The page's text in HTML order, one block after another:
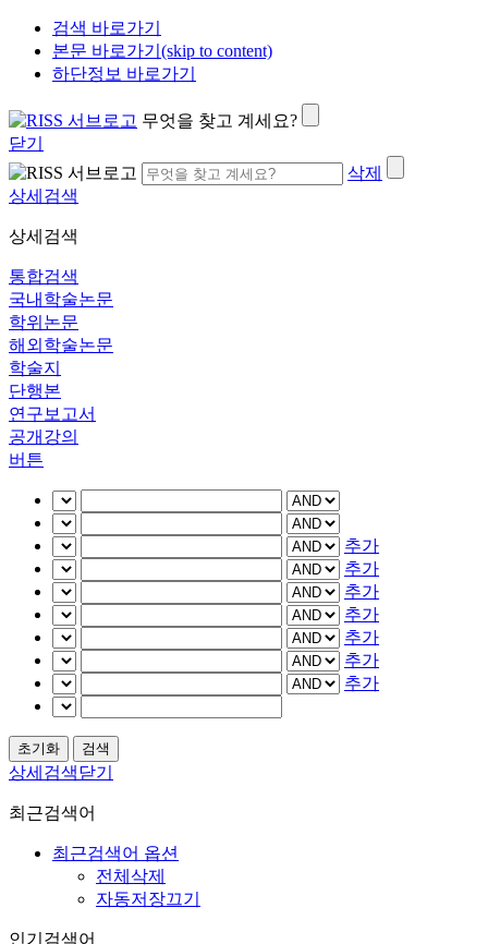
검색 바로가기
본문 바로가기(skip to content)
하단정보 바로가기
무엇을 찾고 계세요?
닫기
삭제
상세검색
상세검색
통합검색
국내학술논문
학위논문
해외학술논문
학술지
단행본
연구보고서
공개강의
버튼
추가
추가
추가
추가
추가
추가
추가
상세검색닫기
최근검색어
최근검색어 옵션
전체삭제
자동저장끄기
인기검색어